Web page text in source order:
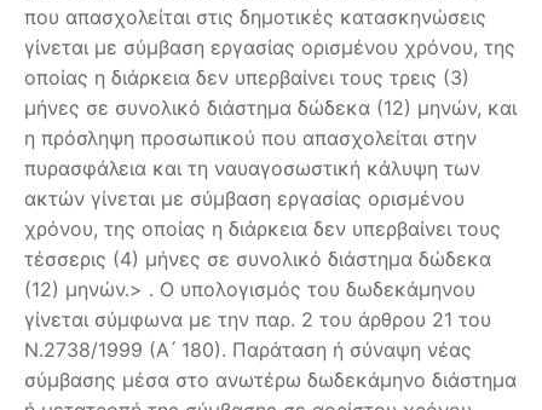
που απασχολείται στις δημοτικές κατασκηνώσεις
γίνεται με σύμβαση εργασίας ορισμένου χρόνου, της
οποίας η διάρκεια δεν υπερβαίνει τους τρεις (3)
μήνες σε συνολικό διάστημα δώδεκα (12) μηνών, και
η πρόσληψη προσωπικού που απασχολείται στην
πυρασφάλεια και τη ναυαγοσωστική κάλυψη των
ακτών γίνεται με σύμβαση εργασίας ορισμένου
χρόνου, της οποίας η διάρκεια δεν υπερβαίνει τους
τέσσερις (4) μήνες σε συνολικό διάστημα δώδεκα
(12) μηνών.> . Ο υπολογισμός του δωδεκάμηνου
γίνεται σύμφωνα με την παρ. 2 του άρθρου 21 του
Ν.2738/1999 (Α ́ 180). Παράταση ή σύναψη νέας
σύμβασης μέσα στο ανωτέρω δωδεκάμηνο διάστημα